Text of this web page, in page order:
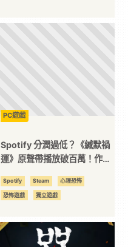
PC遊戲
Spotify 分潤過低？《緘默禍
運》原聲帶播放破百萬！作者
Spotify Steam 心理恐怖
恐怖遊戲 獨立遊戲